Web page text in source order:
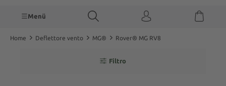
Menü
Home Deflettore vento MG® Rover® MG RV8
Filtro